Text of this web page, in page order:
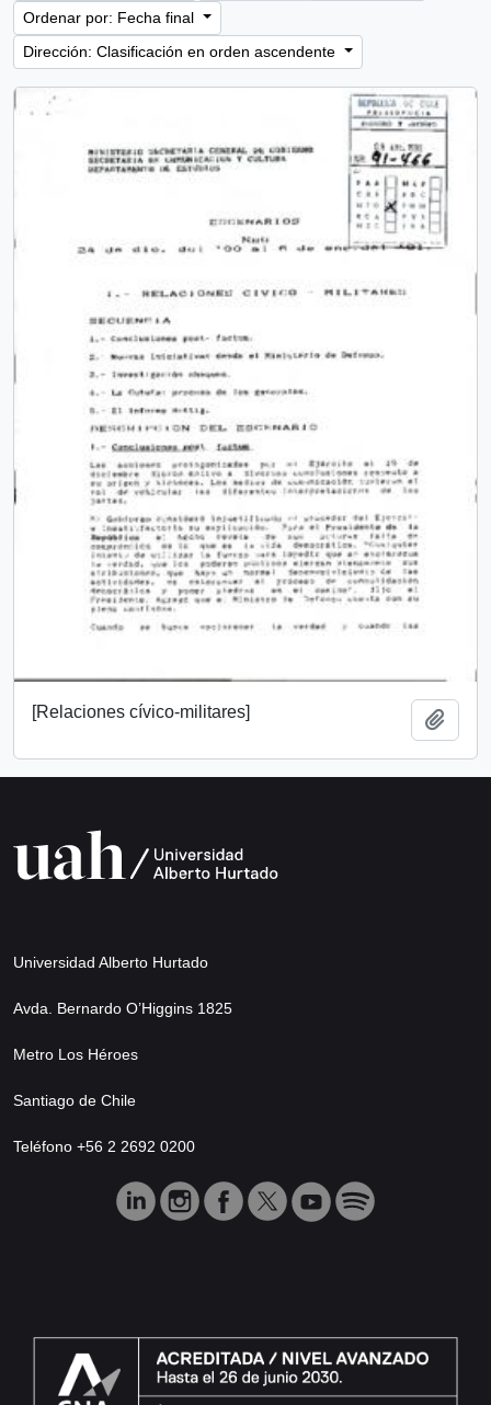
Ordenar por: Fecha final
Dirección: Clasificación en orden ascendente
[Relaciones cívico-militares]
Universidad Alberto Hurtado
Avda. Bernardo O’Higgins 1825
Metro Los Héroes
Santiago de Chile
Teléfono +56 2 2692 0200